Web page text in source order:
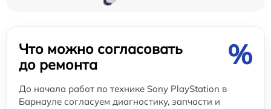
Что можно согласовать
до ремонта
%
До начала работ по технике Sony PlayStation в
Барнауле согласуем диагностику, запчасти и